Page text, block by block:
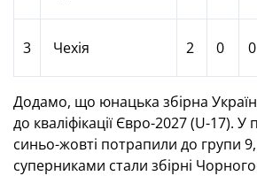
3 Чехія 2 0 0
Додамо, що юнацька збірна
до кваліфікації Євро-2027 (U-17).
синьо-жовті потрапили до групи 9,
суперниками стали збірні